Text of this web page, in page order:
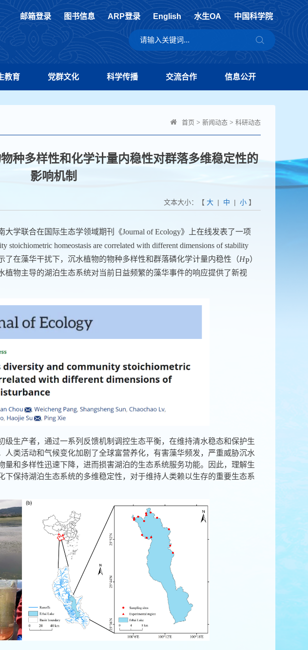
邮箱登录 图书信息 ARP登录 English 水生OA 中国科学院
教育 党群文化 科学传播 交流合作 信息公开
首页 > 新闻动态 > 科研动态
种多样性和化学计量内稳性对群落多维稳定性的
影响机制
文本大小：【 大| 中 | 小】
大学联合在国际生态学领域期刊《Journal of Ecology》上在线发表了一项
stoichiometric homeostasis are correlated with different dimensions of stability
了在藻华干扰下，沉水植物的物种多样性和群落磷化学计量内稳性（HP）
植物主导的湖泊生态系统对当前日益频繁的藻华事件的响应提供了新视
级生产者，通过一系列反馈机制调控生态平衡，在维持清水稳态和保护生
人类活动和气候变化加剧了全球富营养化，有害藻华频发，严重威胁沉水
量和多样性迅速下降，进而损害湖泊的生态系统服务功能。因此，理解生
下保持湖泊生态系统的多维稳定性，对于维持人类赖以生存的重要生态系